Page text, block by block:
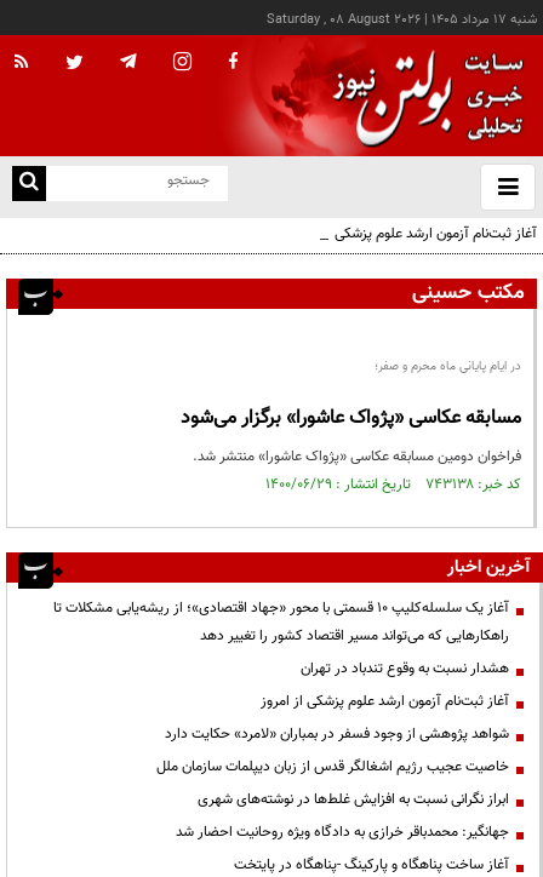
شنبه ۱۷ مرداد ۱۴۰۵ |
Saturday , 08 August 2026
باز
و
آغاز ثبت‌نام آزمون ارشد علوم پزشکی از امروز
مکتب حسینی
در ایام پایانی ماه محرم و صفر؛
مسابقه عکاسی «پژواک عاشورا» برگزار می‌شود
فراخوان دومین مسابقه عکاسی «پژواک عاشورا» منتشر شد.
کد خبر: ۷۴۳۱۳۸ تاریخ انتشار : ۱۴۰۰/۰۶/۲۹
آخرین اخبار
آغاز یک سلسله‌کلیپ ۱۰ قسمتی با محور «جهاد اقتصادی»؛ از ریشه‌یابی مشکلات تا
راهکارهایی که می‌تواند مسیر اقتصاد کشور را تغییر دهد
هشدار نسبت به وقوع تندباد در تهران
آغاز ثبت‌نام آزمون ارشد علوم پزشکی از امروز
شواهد پژوهشی از وجود فسفر در بمباران «لامرد» حکایت دارد
خاصیت عجیب رژیم اشغالگر قدس از زبان دیپلمات سازمان ملل
ابراز نگرانی نسبت به افزایش غلط‌ها در نوشته‌های شهری
جهانگیر: محمدباقر خرازی به دادگاه ویژه روحانیت احضار شد
آغاز ساخت پناهگاه و پارکینگ -پناهگاه در پایتخت